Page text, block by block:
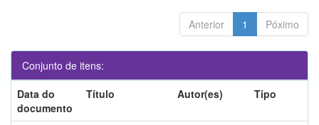
Anterior 1 Póximo
Conjunto de itens:
Data do
documento
Título Autor(es) Tipo